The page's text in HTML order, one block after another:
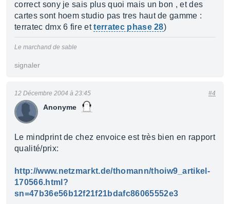
correct sony je sais plus quoi mais un bon , et des
cartes sont hoem studio pas tres haut de gamme :
terratec dmx 6 fire etterratec phase 28)
Le marchand de sable
signaler
Anonyme
12 Décembre 2004 à 23:45 #4
Le mindprint de chez envoice est très bien en rapport
qualité/prix:
http://www.netzmarkt.de/thomann/thoiw9_artikel-
170566.html?
sn=47b36e56b12f21f21bdafc86065552e3